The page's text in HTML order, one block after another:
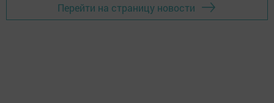
Перейти на страницу новости